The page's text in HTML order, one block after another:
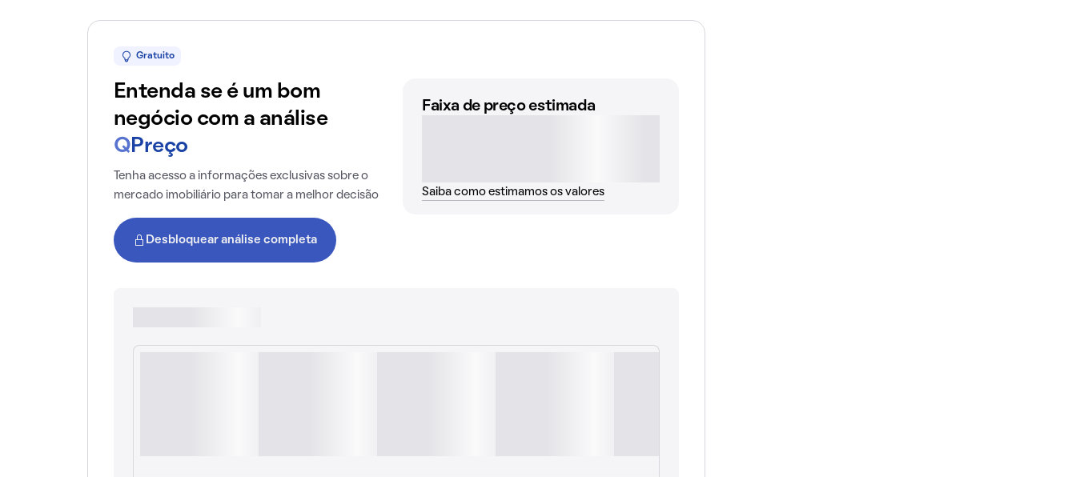
Gratuito
Entenda se é um bom
negócio com a análise
Q Preço
Tenha acesso a informações exclusivas sobre o
mercado imobiliário para tomar a melhor decisão
Desbloquear análise completa
Faixa de preço estimada
Saiba como estimamos os valores